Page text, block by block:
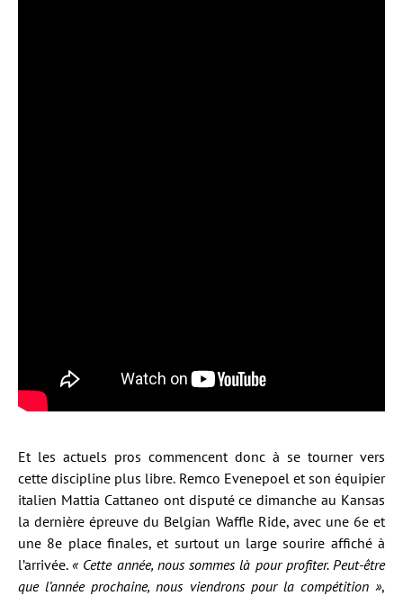
Et les actuels pros commencent donc à se tourner vers
cette discipline plus libre. Remco Evenepoel et son équipier
italien Mattia Cattaneo ont disputé ce dimanche au Kansas
la dernière épreuve du Belgian Waffle Ride, avec une 6e et
une 8e place finales, et surtout un large sourire affiché à
l’arrivée.« Cette année, nous sommes là pour profiter. Peut-être
que l’année prochaine, nous viendrons pour la compétition »,